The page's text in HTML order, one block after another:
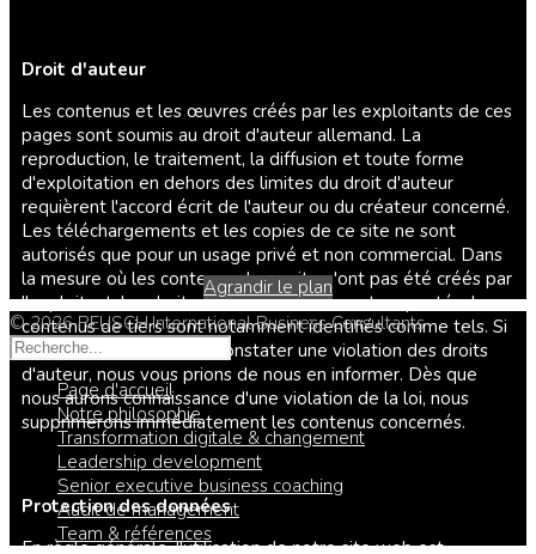
Droit d'auteur
Les contenus et les œuvres créés par les exploitants de ces
pages sont soumis au droit d'auteur allemand. La
reproduction, le traitement, la diffusion et toute forme
d'exploitation en dehors des limites du droit d'auteur
requièrent l'accord écrit de l'auteur ou du créateur concerné.
Les téléchargements et les copies de ce site ne sont
autorisés que pour un usage privé et non commercial. Dans
la mesure où les contenus de ce site n'ont pas été créés par
l'exploitant, les droits d'auteur de tiers sont respectés. Les
contenus de tiers sont notamment identifiés comme tels. Si
vous deviez néanmoins constater une violation des droits
d'auteur, nous vous prions de nous en informer. Dès que
nous aurons connaissance d'une violation de la loi, nous
supprimerons immédiatement les contenus concernés.
Protection des données
En règle générale, l'utilisation de notre site web est
Agrandir le plan
© 2026 REUSCH.International Business Consultants
Page d'accueil
Notre philosophie
Transformation digitale & changement
Leadership development
Senior executive business coaching
Audit de management
Team & références